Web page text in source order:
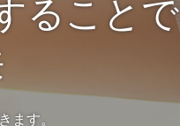
ることで
ます。